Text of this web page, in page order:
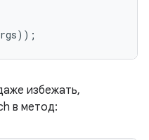
));
избежать,
в метод: